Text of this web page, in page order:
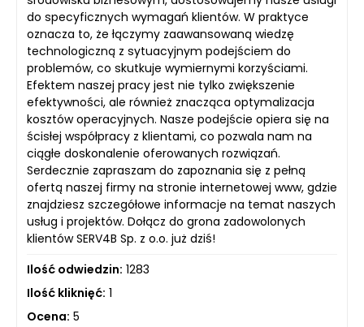
do specyficznych wymagań klientów. W praktyce
oznacza to, że łączymy zaawansowaną wiedzę
technologiczną z sytuacyjnym podejściem do
problemów, co skutkuje wymiernymi korzyściami.
Efektem naszej pracy jest nie tylko zwiększenie
efektywności, ale również znacząca optymalizacja
kosztów operacyjnych. Nasze podejście opiera się na
ścisłej współpracy z klientami, co pozwala nam na
ciągłe doskonalenie oferowanych rozwiązań.
Serdecznie zapraszam do zapoznania się z pełną
ofertą naszej firmy na stronie internetowej www, gdzie
znajdziesz szczegółowe informacje na temat naszych
usług i projektów. Dołącz do grona zadowolonych
klientów SERV4B Sp. z o.o. już dziś!
Ilość odwiedzin: 1283
Ilość kliknięć: 1
Ocena: 5